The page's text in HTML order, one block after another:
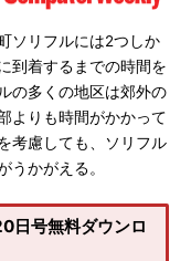
ソリフルには2つしか
到着するまでの時間を
の多くの地区は郊外の
よりも時間がかかって
考慮しても、ソリフル
うかがえる。
号無料ダウンロ